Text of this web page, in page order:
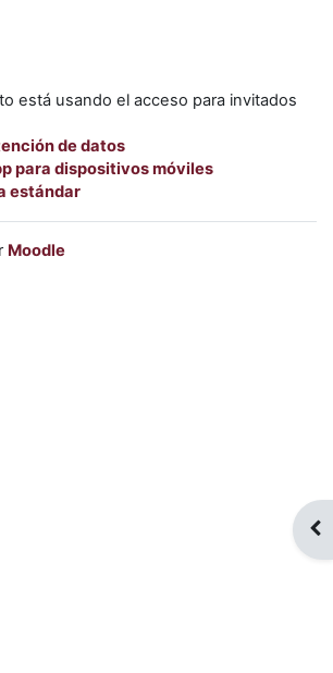
está usando el acceso para invitados
de datos
para dispositivos móviles
estándar
Moodle